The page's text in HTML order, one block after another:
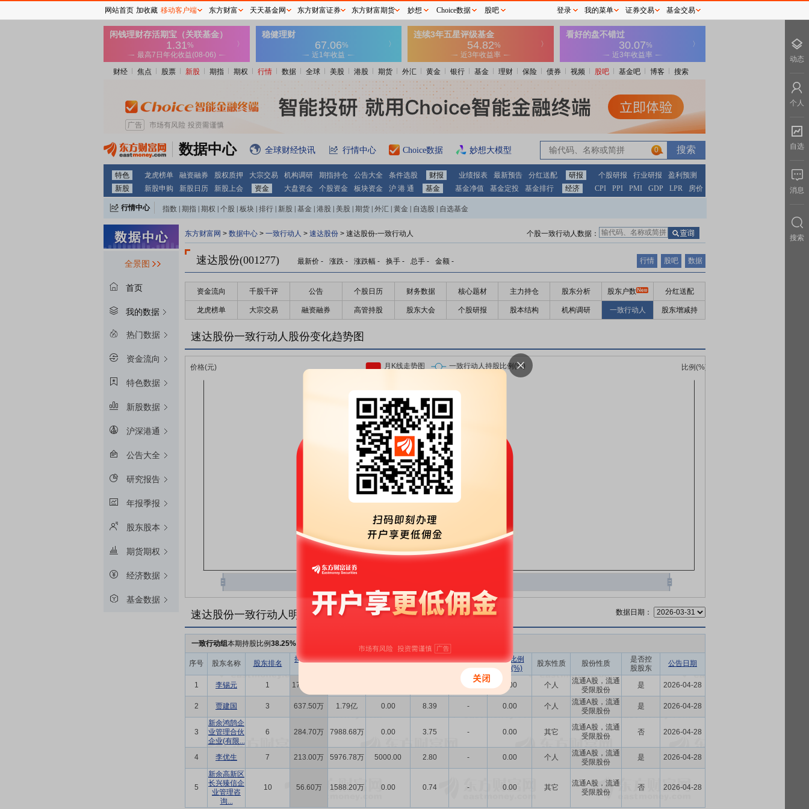
财经 焦点 股票 新股 期指 期权 行情 数据 全球 美股 港股 期货 外汇 黄金 银行 基金 理财 保险 债券 视频 股吧 基金吧 博客 搜索
数据中心 全球财经快讯 行情中心 Choice数据 妙想大模型 0
特色 龙虎榜单 融资融券 股权质押 大宗交易 机构调研 期指持仓 公告大全 条件选股 财报 业绩报表 最新预告 分红送配 研报 个股研报 行业研报
盈利预测
新股
新股申购 新股日历 新股上会 资金 大盘资金 个股资金 板块资金 沪 港 通 基金 基金净值 基金定投 基金排行 经济 CPI PPI PMI GDP LPR 房价
行情中心 指数 期指 期权 个股 板块 排行 新股 基金 港股 美股 期货 外汇 黄金 自选股 自选基金
全景图
首页
我的数据
热门数据
资金流向
特色数据
新股数据
沪深港通
公告大全
研究报告
年报季报
股东股本
期货期权
经济数据
基金数据
东方财富网 > 数据中心 > 一致行动人 > 速达股份 > 速达股份-一致行动人 个股一致行动人数据：
速达股份(001277) 最新价 - 涨跌 - 涨跌幅 - 换手 - 总手 - 金额 - 行情 股吧 数据
资金流向 千股千评 公告 个股日历 财务数据 核心题材 主力持仓 股东分析 股东户数 分红送配
龙虎榜单 大宗交易 融资融券 高管持股 股东大会 个股研报 股本结构 机构调研 一致行动人 股东增减持
速达股份一致行动人股份变化趋势图
速达股份一致行动人明细 数据日期：
一致行动组本期持股比例38.25% 2906.80万
序号 股东名称 股东排名
持股数量
持股市值
已流通股份
持股比例
持股数量
变动(股)
持股比例
变动(%)
股东性质 股份性质
是否控
股股东
公告日期
1 李锡元 1 1715.00万 0.00 个人
流通A股，流通
受限股份
是 2026-04-28
2 贾建国 3 637.50万 1.79亿 0.00 8.39 - 0.00 个人
流通A股，流通
受限股份
是 2026-04-28
3
新余鸿鹄企
业管理合伙
企业(有限...
6 284.70万 7988.68万 0.00 3.75 - 0.00 其它
流通A股，流通
受限股份
否 2026-04-28
4 李优生 7 213.00万 5976.78万 5000.00 2.80 - 0.00 个人
流通A股，流通
受限股份
是 2026-04-28
5
新余高新区
长兴臻信企
业管理咨
询...
10 56.60万 1588.20万 0.00 0.74 - 0.00 其它
流通A股，流通
受限股份
否 2026-04-28
网站首页 加收藏 移动客户端 东方财富 天天基金网 东方财富证券 东方财富期货 妙想 Choice数据 股吧 登录 我的菜单 证券交易 基金交易
动态
个人
自选
消息
搜索